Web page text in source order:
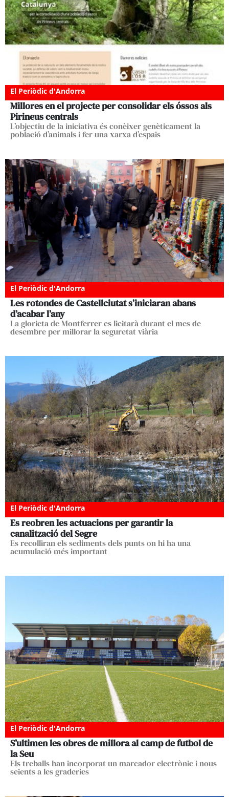
El Periòdic d'Andorra
Millores en el projecte per consolidar els óssos als
Pirineus centrals
L’objectiu de la iniciativa és conèixer genèticament la
població d’animals i fer una xarxa d’espais
El Periòdic d'Andorra
Les rotondes de Castellciutat s’iniciaran abans
d’acabar l’any
La glorieta de Montferrer es licitarà durant el mes de
desembre per millorar la seguretat viària
El Periòdic d'Andorra
Es reobren les actuacions per garantir la
canalització del Segre
Es recolliran els sediments dels punts on hi ha una
acumulació més important
El Periòdic d'Andorra
S’ultimen les obres de millora al camp de futbol de
la Seu
Els treballs han incorporat un marcador electrònic i nous
seients a les graderies